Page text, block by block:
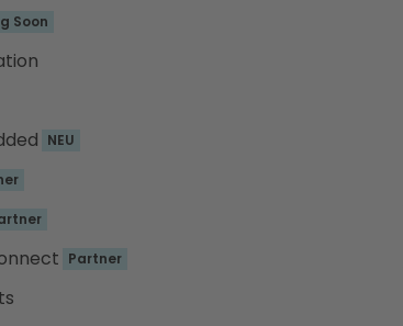
Soon
NEU
Partner